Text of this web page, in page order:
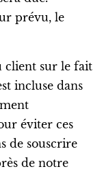
prévu, le
client sur le fait
incluse dans
éviter ces
de souscrire
de notre